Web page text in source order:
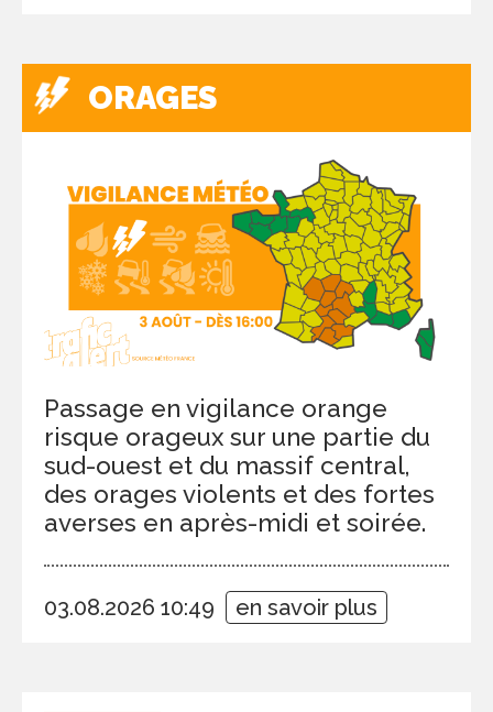
ORAGES
Passage en vigilance orange
risque orageux sur une partie du
sud-ouest et du massif central,
des orages violents et des fortes
averses en après-midi et soirée.
03.08.2026 10:49 en savoir plus